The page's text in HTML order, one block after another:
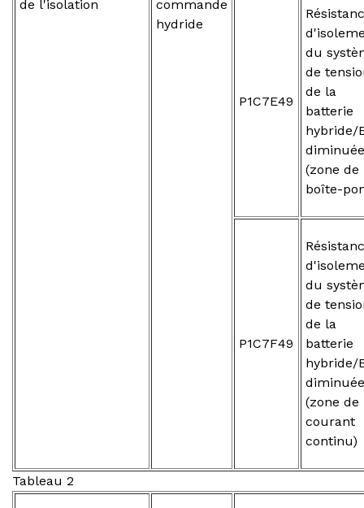
de l'isolation
commande
hydride
P1C7E49
du
de
de la
batterie
hybride/
diminuée
(zone de
boîte-
P1C7F49
du
de
de la
batterie
hybride/
diminuée
(zone de
courant
continu)
Tableau 2